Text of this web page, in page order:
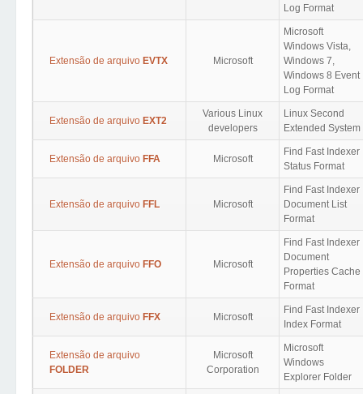
Log Format
Extensão de arquivo EVTX Microsoft
Microsoft
Windows Vista,
Windows 7,
Windows 8 Event
Log Format
Extensão de arquivo EXT2
Various Linux
developers
Linux Second
Extended System
Extensão de arquivo FFA Microsoft
Find Fast Indexer
Status Format
Extensão de arquivo FFL Microsoft
Find Fast Indexer
Document List
Format
Extensão de arquivo FFO Microsoft
Find Fast Indexer
Document
Properties Cache
Format
Extensão de arquivo FFX Microsoft
Find Fast Indexer
Index Format
Extensão de arquivo
FOLDER
Microsoft
Corporation
Microsoft
Windows
Explorer Folder